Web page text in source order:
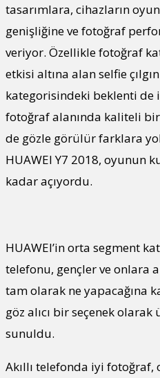
tasarımlara, cihazların
genişliğine ve fotoğraf
veriyor. Özellikle fotoğraf
etkisi altına alan selfie
kategorisindeki beklenti de
fotoğraf alanında kaliteli
de gözle görülür farklara
HUAWEI Y7 2018, oyunun
kadar açıyordu.
HUAWEI’in orta segment
telefonu, gençler ve onlara
tam olarak ne yapacağına
göz alıcı bir seçenek olarak
sunuldu.
Akıllı telefonda iyi fotoğraf,